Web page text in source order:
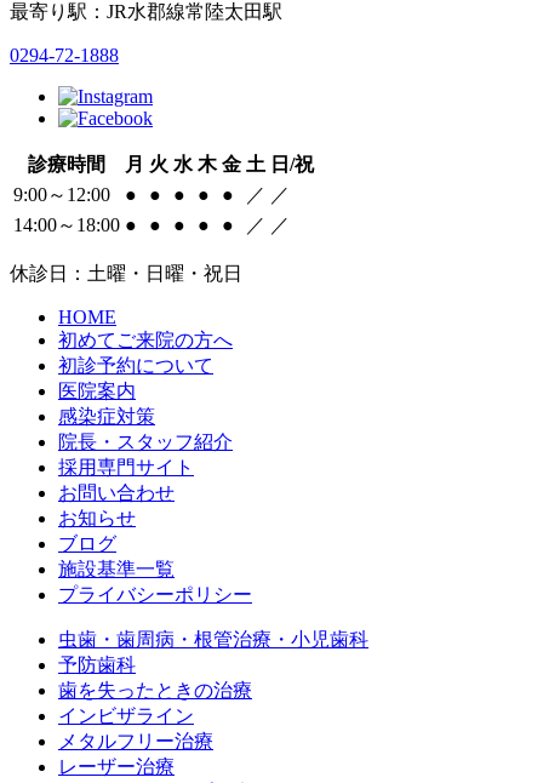
最寄り駅：JR水郡線常陸太田駅
0294-72-1888
診療時間 月 火 水 木 金 土 日/祝
9:00～12:00
● ● ● ● ● ／ ／
14:00～18:00 ● ● ● ● ● ／ ／
休診日：土曜・日曜・祝日
HOME
初めてご来院の方へ
初診予約について
医院案内
感染症対策
院長・スタッフ紹介
採用専門サイト
お問い合わせ
お知らせ
ブログ
施設基準一覧
プライバシーポリシー
虫歯・歯周病・根管治療・小児歯科
予防歯科
歯を失ったときの治療
インビザライン
メタルフリー治療
レーザー治療